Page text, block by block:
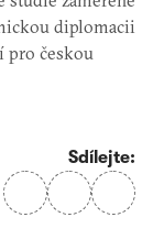
diplomacii
pro českou
Sdílejte: